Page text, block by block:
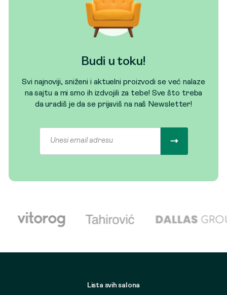
Budi u toku!
Svi najnoviji, sniženi i aktuelni proizvodi se već nalaze
na sajtu a mi smo ih izdvojili za tebe! Sve što treba
da uradiš je da se prijaviš na naš Newsletter!
Lista svih salona